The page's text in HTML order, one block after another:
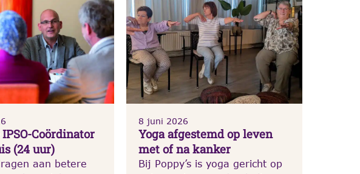
Coördinator
(24 uur)
aan betere
8 juni 2026
Yoga afgestemd op leven
met of na kanker
Bij Poppy’s is yoga gericht op